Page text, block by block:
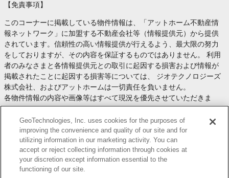
【免責事項】
このコーナーに掲載している物件情報は、「アットホーム不動産情
報ネットワーク」に加盟する不動産会社等（情報提供元）から提供
されています。信頼性の高い情報提供が行えるよう、最大限の努力
をしておりますが、その内容を保証するものではありません。 利用
者のみなさまと各情報提供元との取引に起因する損害および情報が
掲載されたことに起因する損害等については、 ジオテクノロジーズ
株式会社、およびアットホームは一切責任を負いません。
各物件情報の内容や画像等はすべて現況を優先させていただきま
す。
お取引等（お取引の準備、資金調達等を含みます）の際には、内容
や契約条件等について、 各情報提供元より十分な説明を受け、ご自
身でご確認の上、判断してください。
このコーナーへの物件情報のご掲載、その他不動産業務ソリューシ
ョン等についての不動産会社様のお問合せはこちら
します。
GeoTechnologies, Inc. uses cookies for the purposes of
improving the convenience and quality of our site and for
utilizing information in our marketing activity. You can
accept or reject collecting information through cookies at
your discretion except information essential to the
functioning of our site.